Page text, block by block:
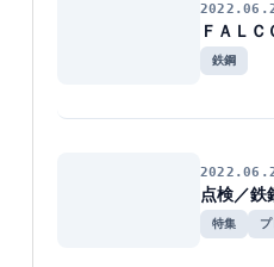
ＦＡＬ
鉄鋼
点検／
特集